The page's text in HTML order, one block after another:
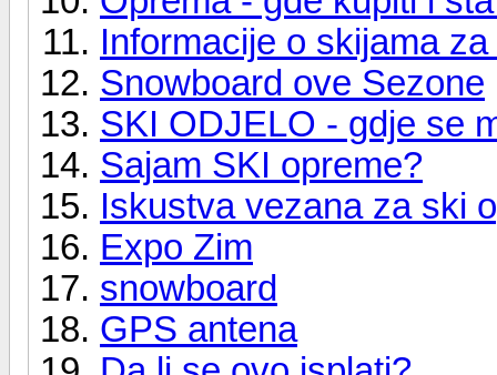
Informacije o skijama
Snowboard ove Sezone
SKI ODJELO - gdje se
Sajam SKI opreme?
Iskustva vezana za ski
Expo Zim
snowboard
GPS antena